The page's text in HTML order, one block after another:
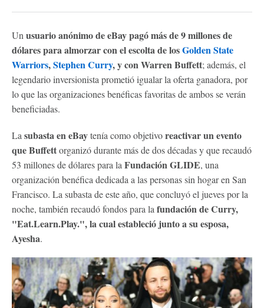
Un usuario anónimo de eBay pagó más de 9 millones de
dólares para almorzar con el escolta de losGolden State
Warriors,Stephen Curry, y con Warren Buffett; además, el
legendario inversionista prometió igualar la oferta ganadora, por
lo que las organizaciones benéficas favoritas de ambos se verán
beneficiadas.
La subasta en eBaytenía como objetivoreactivar un evento
que Buffettorganizó durante más de dos décadas y que recaudó
53 millones de dólares para la Fundación GLIDE, una
organización benéfica dedicada a las personas sin hogar en San
Francisco. La subasta de este año, que concluyó el jueves por la
noche, también recaudó fondos para la fundación de Curry,
"Eat.Learn.Play.", la cual estableció junto a su esposa,
Ayesha.